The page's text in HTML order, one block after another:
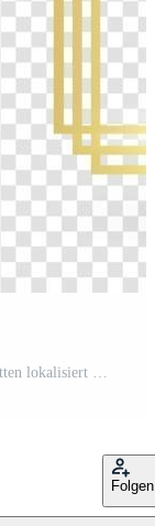
Gold glänzender leuchtender Rahmen mit Schatten lokalisiert auf transparentem Hintergrund. realistische rechteckige Grenze des goldenen Luxusweinlese. Illustration - Vektor Kostenloser Vektor
Folgen